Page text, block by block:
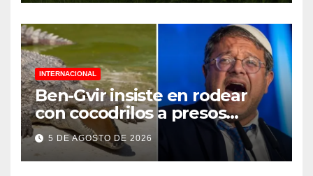
INTERNACIONAL
Ben-Gvir insiste en rodear
con cocodrilos a presos
palestinos
5 DE AGOSTO DE 2026